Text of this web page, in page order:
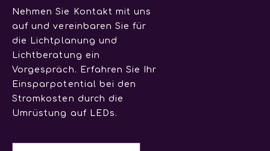
Nehmen Sie Kontakt mit uns
auf und vereinbaren Sie für
die Lichtplanung und
Lichtberatung ein
Vorgespräch. Erfahren Sie Ihr
Einsparpotential bei den
Stromkosten durch die
Umrüstung auf LEDs.